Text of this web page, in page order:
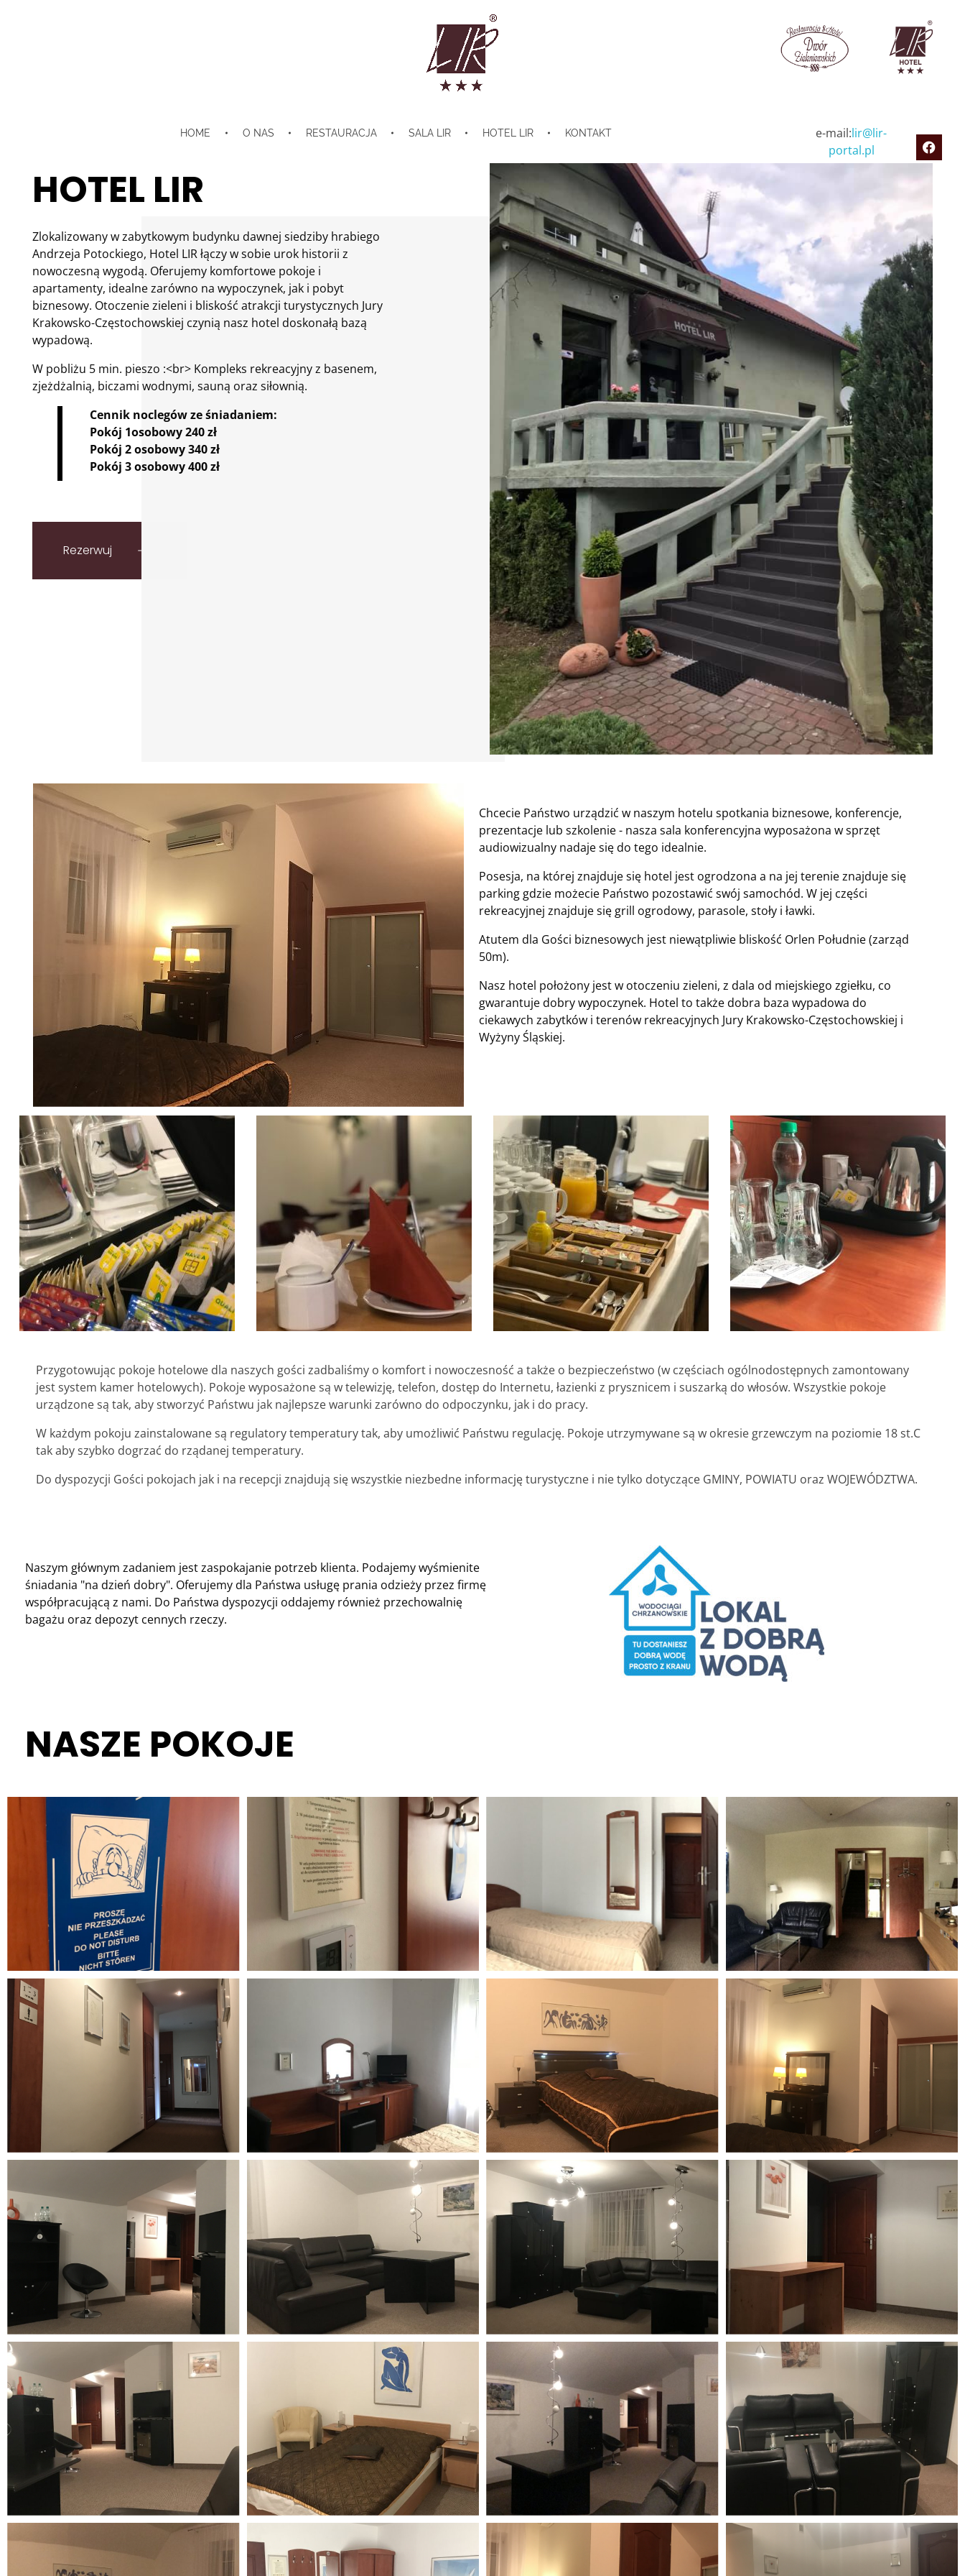
HOME O NAS RESTAURACJA SALA LIR HOTEL LIR KONTAKT e-mail:lir@lir-
portal.pl
HOTEL LIR
Zlokalizowany w zabytkowym budynku dawnej siedziby hrabiego
Andrzeja Potockiego, Hotel LIR łączy w sobie urok historii z
nowoczesną wygodą. Oferujemy komfortowe pokoje i
apartamenty, idealne zarówno na wypoczynek, jak i pobyt
biznesowy. Otoczenie zieleni i bliskość atrakcji turystycznych Jury
Krakowsko-Częstochowskiej czynią nasz hotel doskonałą bazą
wypadową.
W pobliżu 5 min. pieszo :<br> Kompleks rekreacyjny z basenem,
zjeżdżalnią, biczami wodnymi, sauną oraz siłownią.
Cennik noclegów ze śniadaniem:
Pokój 1osobowy 240 zł
Pokój 2 osobowy 340 zł
Pokój 3 osobowy 400 zł
Rezerwuj
Chcecie Państwo urządzić w naszym hotelu spotkania biznesowe, konferencje,
prezentacje lub szkolenie - nasza sala konferencyjna wyposażona w sprzęt
audiowizualny nadaje się do tego idealnie.
Posesja, na której znajduje się hotel jest ogrodzona a na jej terenie znajduje się
parking gdzie możecie Państwo pozostawić swój samochód. W jej części
rekreacyjnej znajduje się grill ogrodowy, parasole, stoły i ławki.
Atutem dla Gości biznesowych jest niewątpliwie bliskość Orlen Południe (zarząd
50m).
Nasz hotel położony jest w otoczeniu zieleni, z dala od miejskiego zgiełku, co
gwarantuje dobry wypoczynek. Hotel to także dobra baza wypadowa do
ciekawych zabytków i terenów rekreacyjnych Jury Krakowsko-Częstochowskiej i
Wyżyny Śląskiej.
Przygotowując pokoje hotelowe dla naszych gości zadbaliśmy o komfort i nowoczesność a także o bezpieczeństwo (w częściach ogólnodostępnych zamontowany
jest system kamer hotelowych). Pokoje wyposażone są w telewizję, telefon, dostęp do Internetu, łazienki z prysznicem i suszarką do włosów. Wszystkie pokoje
urządzone są tak, aby stworzyć Państwu jak najlepsze warunki zarówno do odpoczynku, jak i do pracy.
W każdym pokoju zainstalowane są regulatory temperatury tak, aby umożliwić Państwu regulację. Pokoje utrzymywane są w okresie grzewczym na poziomie 18 st.C
tak aby szybko dogrzać do rządanej temperatury.
Do dyspozycji Gości pokojach jak i na recepcji znajdują się wszystkie niezbedne informację turystyczne i nie tylko dotyczące GMINY, POWIATU oraz WOJEWÓDZTWA.
Naszym głównym zadaniem jest zaspokajanie potrzeb klienta. Podajemy wyśmienite
śniadania "na dzień dobry". Oferujemy dla Państwa usługę prania odzieży przez firmę
współpracującą z nami. Do Państwa dyspozycji oddajemy również przechowalnię
bagażu oraz depozyt cennych rzeczy.
NASZE POKOJE